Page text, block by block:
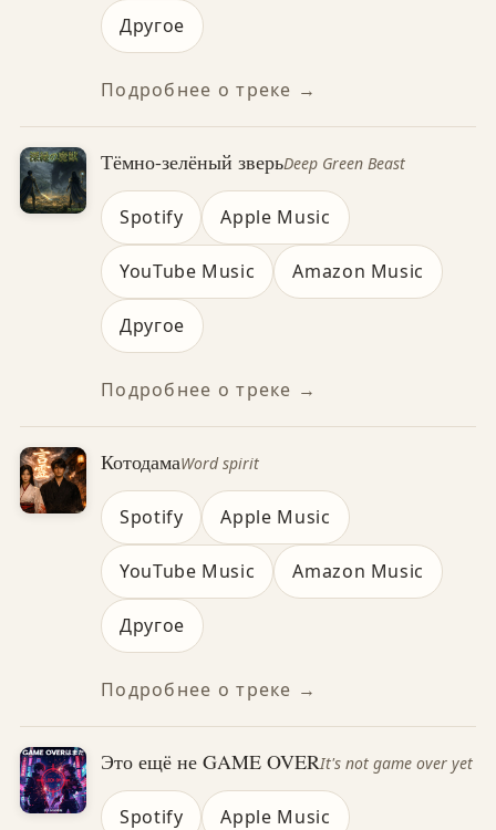
Другое
Подробнее о треке →
Тёмно-зелёный зверьDeep Green Beast
Spotify Apple Music
YouTube Music Amazon Music
Другое
Подробнее о треке →
КотодамаWord spirit
Spotify Apple Music
YouTube Music Amazon Music
Другое
Подробнее о треке →
Это ещё не GAME OVERIt's not game over yet
Spotify Apple Music